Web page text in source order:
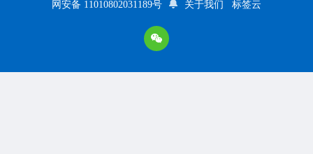
网安备 11010802031189号
关于我们 标签云